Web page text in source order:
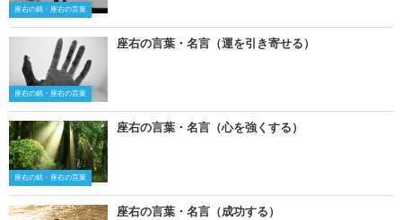
座右の銘・座右の言葉
座右の銘・座右の言葉
座右の言葉・名言（運を引き寄せる）
座右の銘・座右の言葉
座右の言葉・名言（心を強くする）
座右の言葉・名言（成功する）